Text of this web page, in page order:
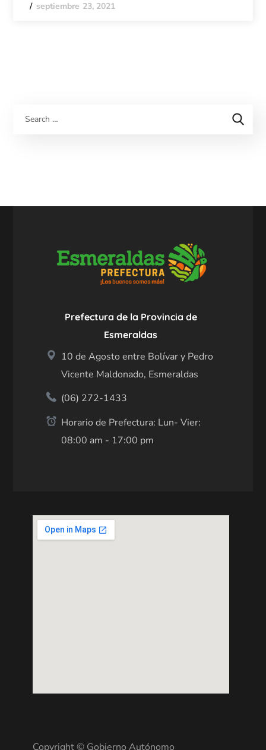
septiembre 23, 2021
Prefectura de la Provincia de
Esmeraldas
10 de Agosto entre Bolívar y Pedro
Vicente Maldonado, Esmeraldas
(06) 272-1433
Horario de Prefectura: Lun- Vier:
08:00 am - 17:00 pm
Copyright © Gobierno Autónomo